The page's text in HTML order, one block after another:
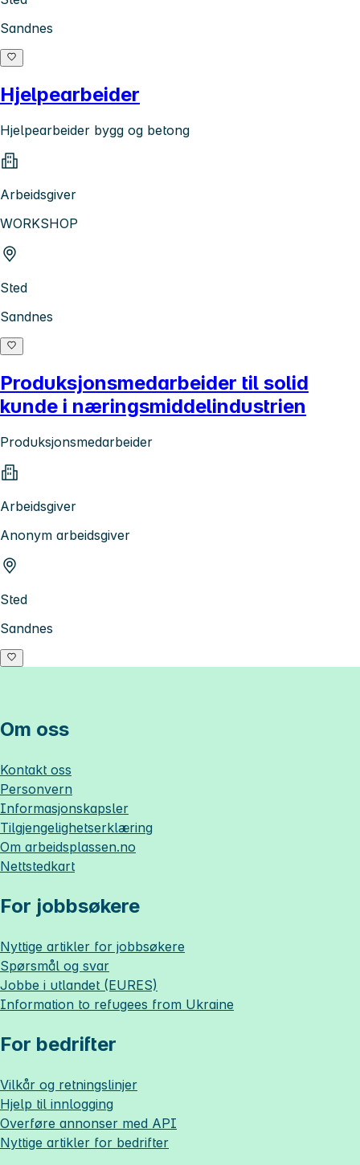
Sandnes
Hjelpearbeider
Hjelpearbeider bygg og betong
Arbeidsgiver
WORKSHOP
Sted
Sandnes
Produksjonsmedarbeider til solid
kunde i næringsmiddelindustrien
Produksjonsmedarbeider
Arbeidsgiver
Anonym arbeidsgiver
Sted
Sandnes
Om oss
Kontakt oss
Personvern
Informasjonskapsler
Tilgjengelighetserklæring
Om arbeidsplassen.no
Nettstedkart
For jobbsøkere
Nyttige artikler for jobbsøkere
Spørsmål og svar
Jobbe i utlandet (EURES)
Information to refugees from Ukraine
For bedrifter
Vilkår og retningslinjer
Hjelp til innlogging
Overføre annonser med API
Nyttige artikler for bedrifter